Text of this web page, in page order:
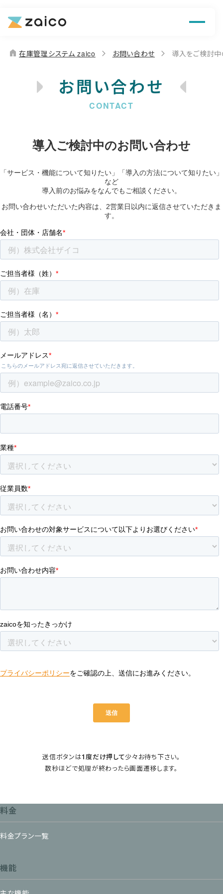
機能
home 在庫管理システム zaico お問い合わせ 導入をご検討
お問い合わせ
送信ボタンは1度だけ押して少々お待ち下さい。
数秒ほどで処理が終わったら画面遷移します。
料金
料金プラン一覧
機能